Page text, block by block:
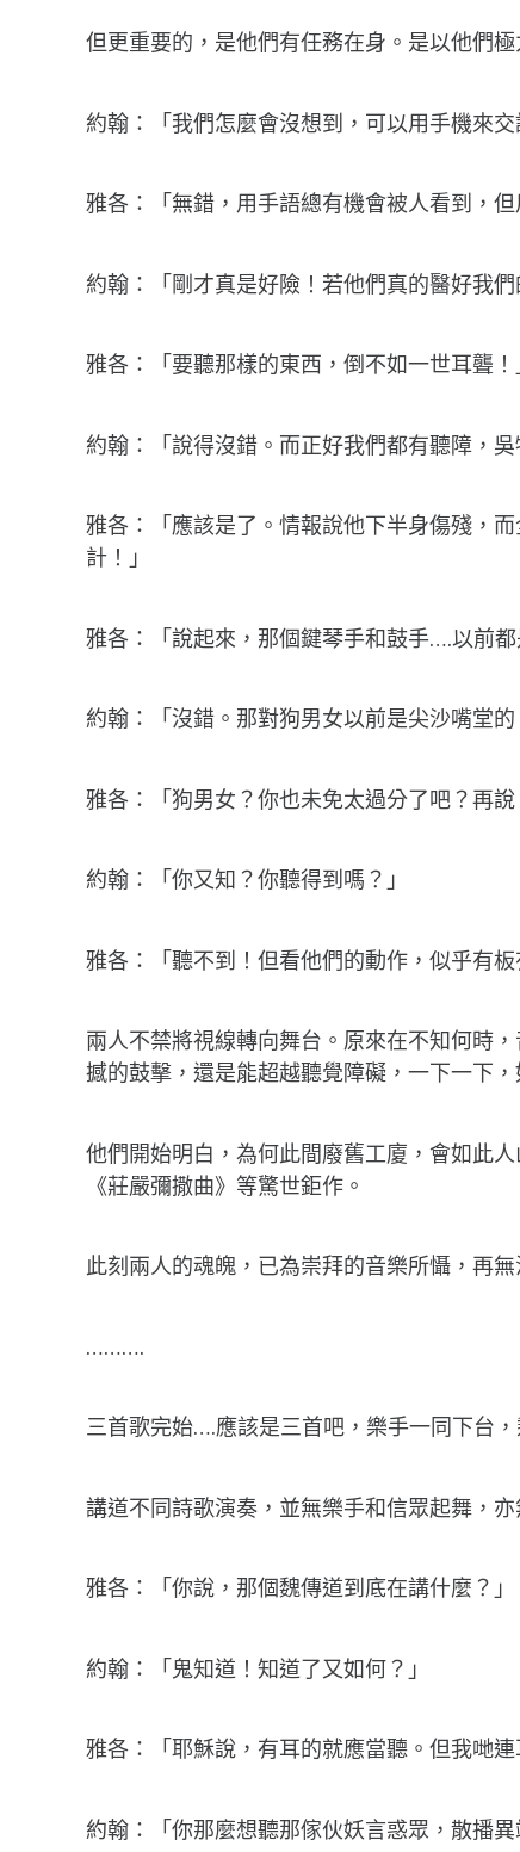
但更重要的，是他們有任務在身。是以他們
約翰：「我們怎麼會沒想到，可以用手機來交
雅各：「無錯，用手語總有機會被人看到，
約翰：「剛才真是好險！若他們真的醫好我
雅各：「要聽那樣的東西，倒不如一世耳聾！
約翰：「說得沒錯。而正好我們都有聽障，
雅各：「應該是了。情報說他下半身傷殘，
計！」
雅各：「說起來，那個鍵琴手和鼓手….以前都
約翰：「沒錯。那對狗男女以前是尖沙嘴堂
雅各：「狗男女？你也未免太過分了吧？再
約翰：「你又知？你聽得到嗎？」
雅各：「聽不到！但看他們的動作，似乎有板
兩人不禁將視線轉向舞台。原來在不知何時
撼的鼓擊，還是能超越聽覺障礙，一下一下，
他們開始明白，為何此間廢舊工廈，會如此
《莊嚴彌撒曲》等驚世鉅作。
此刻兩人的魂魄，已為崇拜的音樂所懾，再無
……….
三首歌完始….應該是三首吧，樂手一同下台
講道不同詩歌演奏，並無樂手和信眾起舞，
雅各：「你說，那個魏傳道到底在講什麼？」
約翰：「鬼知道！知道了又如何？」
雅各：「耶穌說，有耳的就應當聽。但我哋
約翰：「你那麼想聽那傢伙妖言惑眾，散播異